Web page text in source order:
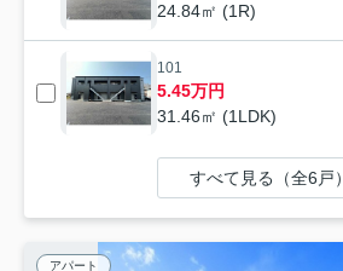
24.84㎡ (1R)
101
5.45万円
31.46㎡ (1LDK)
すべて見る（全6戸）
アパート